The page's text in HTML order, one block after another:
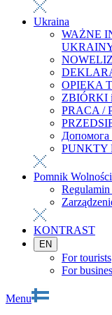
Ukraina
WAŻNE
OPIEKA
ZBIÓRKI
PRACA /
Допомога
PUNKTY
Pomnik Wolności
KONTRAST
EN
For tourists
For
Menu